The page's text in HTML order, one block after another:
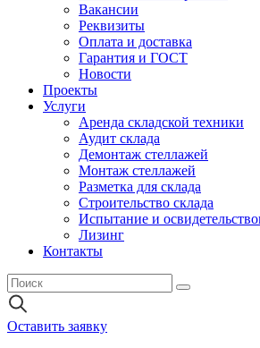
Вакансии
Реквизиты
Оплата и доставка
Гарантия и ГОСТ
Новости
Проекты
Услуги
Аренда складской техники
Аудит склада
Демонтаж стеллажей
Монтаж стеллажей
Разметка для склада
Строительство склада
Испытание и
Лизинг
Контакты
Оставить заявку